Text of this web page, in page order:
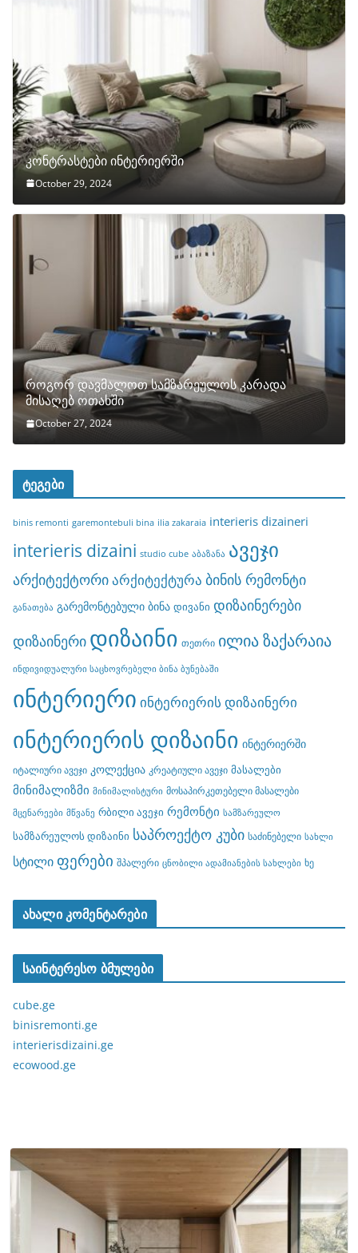
კონტრასტები ინტერიერში
October 29, 2024
როგორ დავმალოთ სამზარეულოს კარადა
მისაღებ ოთახში
October 27, 2024
ტეგები
binis remonti garemontebuli bina ilia zakaraia interieris dizaineri
interieris dizaini studio cube აბაზანა ავეჯი
არქიტექტორიარქიტექტურა ბინის რემონტი
განათება გარემონტებული ბინა დივანი დიზაინერები
დიზაინერი დიზაინი თეთრი ილია ზაქარაია
ინდივიდუალური საცხოვრებელი ბინა ბუნებაში
ინტერიერი ინტერიერის დიზაინერი
ინტერიერის დიზაინი ინტერიერში
იტალიური ავეჯი კოლექცია კრეატიული ავეჯი მასალები
მინიმალიზმი მინიმალისტური მოსაპირკეთებელი მასალები
მცენარეები მწვანე რბილი ავეჯი რემონტი სამზარეულო
სამზარეულოს დიზაინი საპროექტო კუბი საძინებელი სახლი
სტილი ფერები შპალერი ცნობილი ადამიანების სახლები ხე
ახალი კომენტარები
საინტერესო ბმულები
cube.ge
binisremonti.ge
interierisdizaini.ge
ecowood.ge